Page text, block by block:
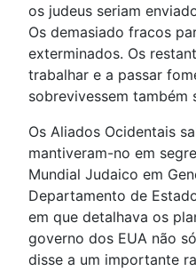
os judeus seriam
Os demasiado fracos
exterminados. Os
trabalhar e a passar
sobrevivessem também
Os Aliados Ocidentais
mantiveram-no em
Mundial Judaico em
Departamento de
em que detalhava os
governo dos EUA não
disse a um importante